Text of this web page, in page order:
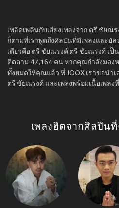
เพลิดเพลินกับเสียงเพลงจาก ตรี ชัยณร
ก็ตามที่เราพูดถึงศิลปินที่มีเพลงและอั
เดียวคือ ตรี ชัยณรงค์ ตรี ชัยณรงค์ เ
ติดตาม 47,164 คน หากคุณกำลังมอง
ทั้งหมดให้คุณแล้ว ที่ JOOX เราขอนำ
ตรี ชัยณรงค์ และเพลงพร้อมเนื้อเพล
เพลงฮิตจากศิลปิน